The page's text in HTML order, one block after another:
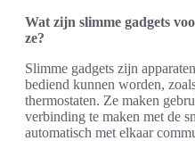
Wat zijn slimme gadgets
ze?
Slimme gadgets zijn
bediend kunnen worden,
thermostaten. Ze maken
verbinding te maken met de
automatisch met elkaar